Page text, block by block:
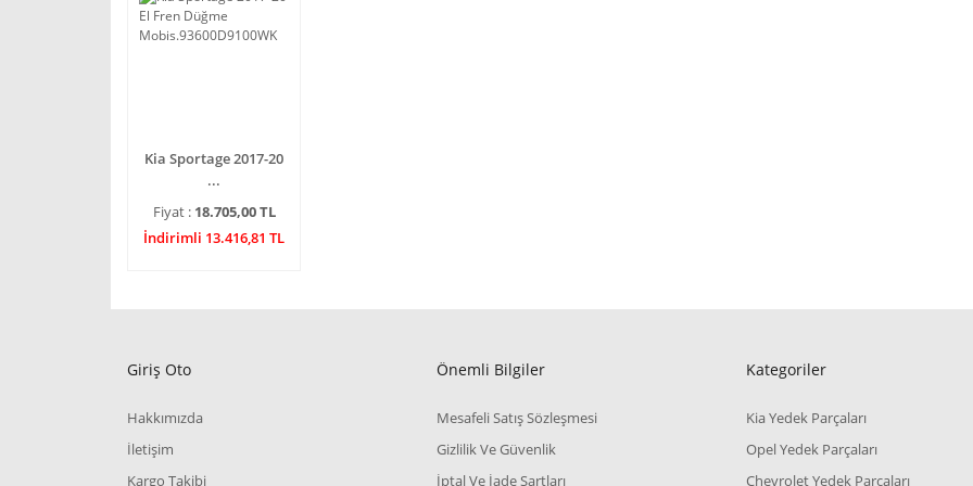
Kia Sportage 2017-20
...
Fiyat : 18.705,00 TL
İndirimli 13.416,81 TL
Giriş Oto
Hakkımızda
İletişim
Kargo Takibi
Önemli Bilgiler
Mesafeli Satış Sözleşmesi
Gizlilik Ve Güvenlik
İptal Ve İade Şartları
Kategoriler
Kia Yedek Parçaları
Opel Yedek Parçaları
Chevrolet Yedek Parçaları